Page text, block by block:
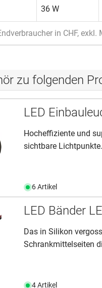
36 W
in CHF, exkl.
zu folgenden
LED
Hocheffiziente und
sichtbare Lichtpunkte.
6 Artikel
LED Bänder
Das in Silikon
Schrankmittelseiten
4 Artikel